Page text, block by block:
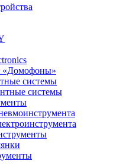
«Домофоны»
системы
системы